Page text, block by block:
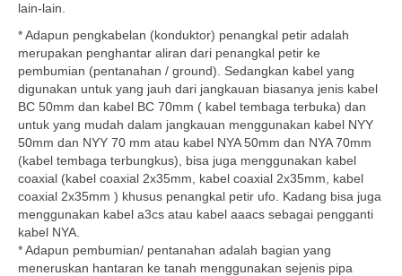
lain-lain.
* Adapun pengkabelan (konduktor) penangkal petir adalah
merupakan penghantar aliran dari penangkal petir ke
pembumian (pentanahan / ground). Sedangkan kabel yang
digunakan untuk yang jauh dari jangkauan biasanya jenis kabel
BC 50mm dan kabel BC 70mm ( kabel tembaga terbuka) dan
untuk yang mudah dalam jangkauan menggunakan kabel NYY
50mm dan NYY 70 mm atau kabel NYA 50mm dan NYA 70mm
(kabel tembaga terbungkus), bisa juga menggunakan kabel
coaxial (kabel coaxial 2x35mm, kabel coaxial 2x35mm, kabel
coaxial 2x35mm ) khusus penangkal petir ufo. Kadang bisa juga
menggunakan kabel a3cs atau kabel aaacs sebagai pengganti
kabel NYA.
* Adapun pembumian/ pentanahan adalah bagian yang
meneruskan hantaran ke tanah menggunakan sejenis pipa